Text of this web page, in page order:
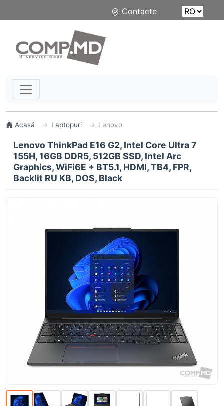
Contacte
Acasă Laptopuri Lenovo
Lenovo ThinkPad E16 G2, Intel Core Ultra 7
155H, 16GB DDR5, 512GB SSD, Intel Arc
Graphics, WiFi6E + BT5.1, HDMI, TB4, FPR,
Backlit RU KB, DOS, Black